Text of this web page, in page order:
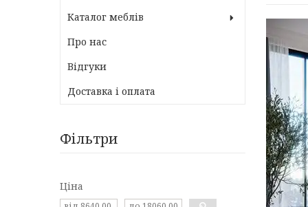
Каталог меблів
Про нас
Відгуки
Доставка і оплата
Фільтри
Ціна